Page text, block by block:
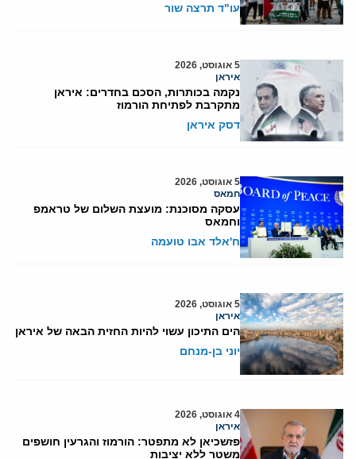
עו"ד תרצה שור
5 אוגוסט, 2026
איראן
נקמה בכותרות, הסכם בחדרים: איראן
מתקרבת לפתיחת הורמוז
דסק איראן
5 אוגוסט, 2026
חמאס
עסקה מסוכנת: מועצת השלום של טראמפ
וחמאס
ח'אלד אבו טועמה
5 אוגוסט, 2026
איראן
הים התיכון עשוי להיות החזית הבאה של איראן
יוני בן-מנחם
4 אוגוסט, 2026
איראן
פזשכיאן לא מתפטר: הורמוז והגרעין חושפים
משטר ללא יציבות